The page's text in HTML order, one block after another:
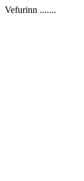
Vefurinn .......